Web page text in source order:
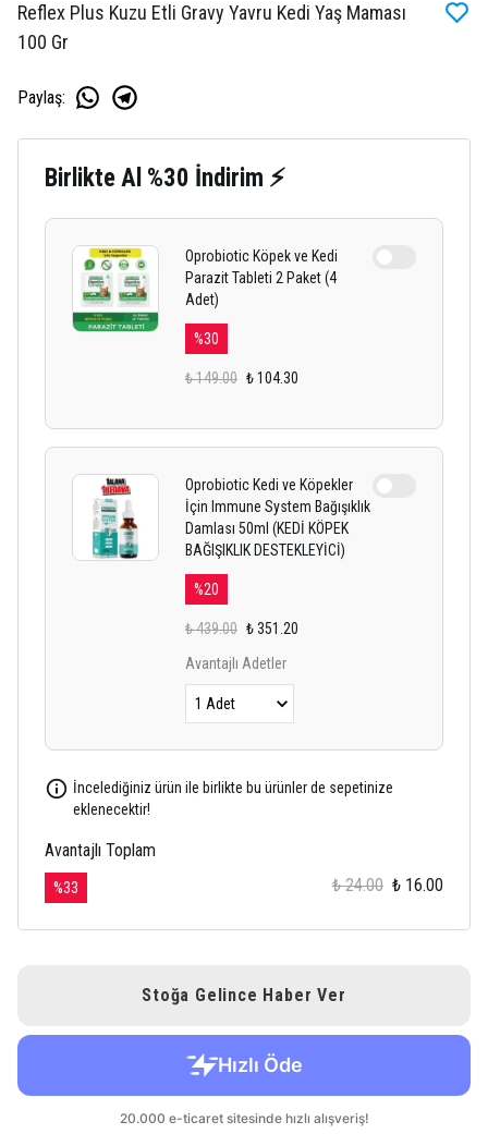
Reflex Plus Kuzu Etli Gravy Yavru Kedi Yaş Maması
100 Gr
Paylaş:
Birlikte Al %30 İndirim ⚡
Oprobiotic Köpek ve Kedi
Parazit Tableti 2 Paket (4
Adet)
%30
₺ 149.00 ₺ 104.30
Oprobiotic Kedi ve Köpekler
İçin Immune System Bağışıklık
Damlası 50ml (KEDİ KÖPEK
BAĞIŞIKLIK DESTEKLEYİCİ)
%20
₺ 439.00 ₺ 351.20
Avantajlı Adetler
İncelediğiniz ürün ile birlikte bu ürünler de sepetinize
eklenecektir!
Avantajlı Toplam
%33 ₺ 24.00 ₺ 16.00
Stoğa Gelince Haber Ver